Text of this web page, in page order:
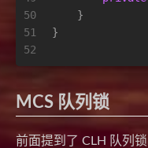
50
51
52
    }
}
MCS 队列锁
前面提到了 CLH 队列